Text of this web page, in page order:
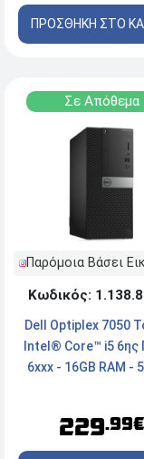
ΠΡΟΣΘΗΚΗ ΣΤΟ
Σε Απόθεμα
Παρόμοια Βάσει
Κωδικός:
Dell Optiplex 7050
Intel® Core™ i5 6ης
6xxx - 16GB RAM -
229.99€